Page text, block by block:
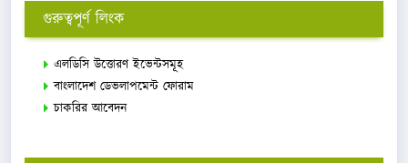
গুরুত্বপূর্ণ লিংক
এলডিসি উত্তোরণ ইভেন্টসমূহ
বাংলাদেশ ডেভলাপমেন্ট ফোরাম
চাকরির আবেদন